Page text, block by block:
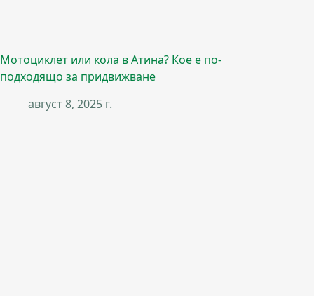
Мотоциклет или кола в Атина? Кое е по-
подходящо за придвижване
август 8, 2025 г.